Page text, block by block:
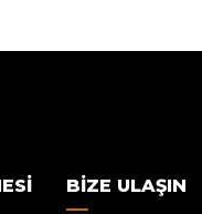
BIZE ULAŞIN